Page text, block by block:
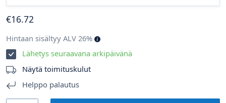
€16.72
Hintaan sisältyy ALV 26%
Lähetys seuraavana arkipäivänä
Näytä toimituskulut
Helppo palautus